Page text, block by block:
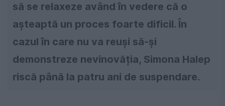
să se relaxeze având în vedere că o
așteaptă un proces foarte dificil. În
cazul în care nu va reuși să-și
demonstreze nevinovăția, Simona Halep
riscă până la patru ani de suspendare.